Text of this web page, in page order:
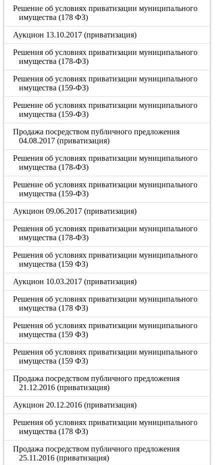
Решение об условиях приватизации муниципального
имущества (178 ФЗ)
Аукцион 13.10.2017 (приватизация)
Решения об условиях приватизации муниципального
имущества (178-ФЗ)
Решения об условиях приватизации муниципального
имущества (159-ФЗ)
Решение об условиях приватизации муниципального
имущества (159-ФЗ)
Продажа посредством публичного предложения
04.08.2017 (приватизация)
Решения об условиях приватизации муниципального
имущества (178-ФЗ)
Решение об условиях приватизации муниципального
имущества (159-ФЗ)
Аукцион 09.06.2017 (приватизация)
Решения об условиях приватизации муниципального
имущества (178-ФЗ)
Решения об условиях приватизации муниципального
имущества (159 ФЗ)
Аукцион 10.03.2017 (приватизация)
Решения об условиях приватизации муниципального
имущества (178 ФЗ)
Решения об условиях приватизации муниципального
имущества (159 ФЗ)
Решения об условиях приватизации муниципального
имущества (159 ФЗ)
Продажа посредством публичного предложения
21.12.2016 (приватизация)
Аукцион 20.12.2016 (приватизация)
Решения об условиях приватизации муниципального
имущества (178 ФЗ)
Продажа посредством публичного предложения
25.11.2016 (приватизация)